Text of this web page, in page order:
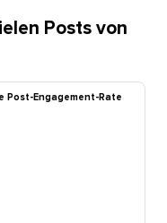
Posts von
Post-Engagement-Rate​​